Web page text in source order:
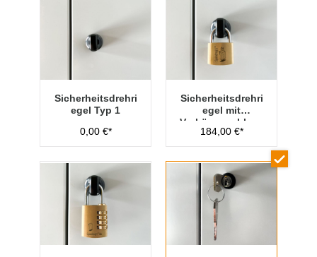
Sicherheitsdrehri
egel Typ 1
0,00 €*
Sicherheitsdrehri
egel mit
Vorhängeschloss
Typ 1
184,00 €*